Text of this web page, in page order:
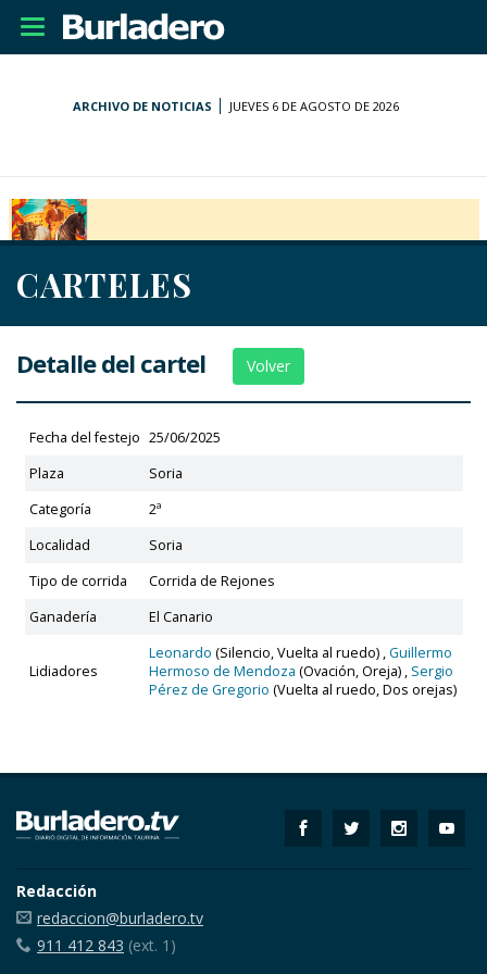
Desplegar
navegación
ARCHIVO DE NOTICIAS JUEVES 6 DE AGOSTO DE 2026
CARTELES
Detalle del cartel Volver
Fecha del festejo 25/06/2025
Plaza
Soria
Categoría
2ª
Localidad
Soria
Tipo de corrida
Corrida de Rejones
Ganadería
El Canario
Lidiadores
Leonardo (Silencio, Vuelta al ruedo) ,Guillermo
Hermoso de Mendoza (Ovación, Oreja) , Sergio
Pérez de Gregorio (Vuelta al ruedo, Dos orejas)
Redacción
redaccion@burladero.tv
911 412 843 (ext. 1)